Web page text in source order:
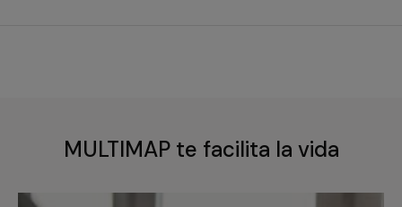
MULTIMAP te facilita la vida